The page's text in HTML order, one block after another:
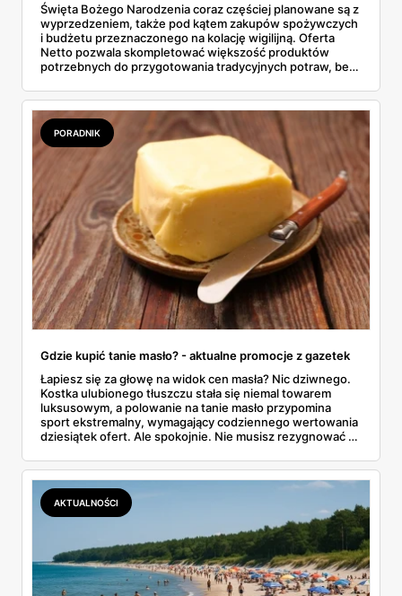
Święta Bożego Narodzenia coraz częściej planowane są z
wyprzedzeniem, także pod kątem zakupów spożywczych
i budżetu przeznaczonego na kolację wigilijną. Oferta
Netto pozwala skompletować większość produktów
potrzebnych do przygotowania tradycyjnych potraw, bez
sezonowych pojawiają się zarówno klasyczne składniki,
jak i gotowe półprodukty, które realnie skracają czas
spędzony w kuchni. To rozwiązanie wygodne, ale też
przewidywalne pod względem jakości i ceny.
PORADNIK
Gdzie kupić tanie masło? - aktualne promocje z gazetek
Łapiesz się za głowę na widok cen masła? Nic dziwnego.
Kostka ulubionego tłuszczu stała się niemal towarem
luksusowym, a polowanie na tanie masło przypomina
sport ekstremalny, wymagający codziennego wertowania
dziesiątek ofert. Ale spokojnie. Nie musisz rezygnować z
największych sklepów, od Biedronki po Lidla, i
podpowiemy, jak skutecznie tropić okazje w gazetkach
promocyjnych. Koniec z przepłacaniem.
AKTUALNOŚCI